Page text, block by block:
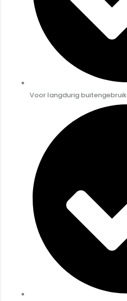
Voor langdurig buitengebruik